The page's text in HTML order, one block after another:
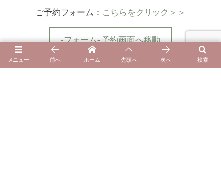
ご予約フォーム： こちらをクリック＞＞
-フォーム- 予約画面へ移動
メニュー 検索
前へ ホーム 先頭へ 次へ